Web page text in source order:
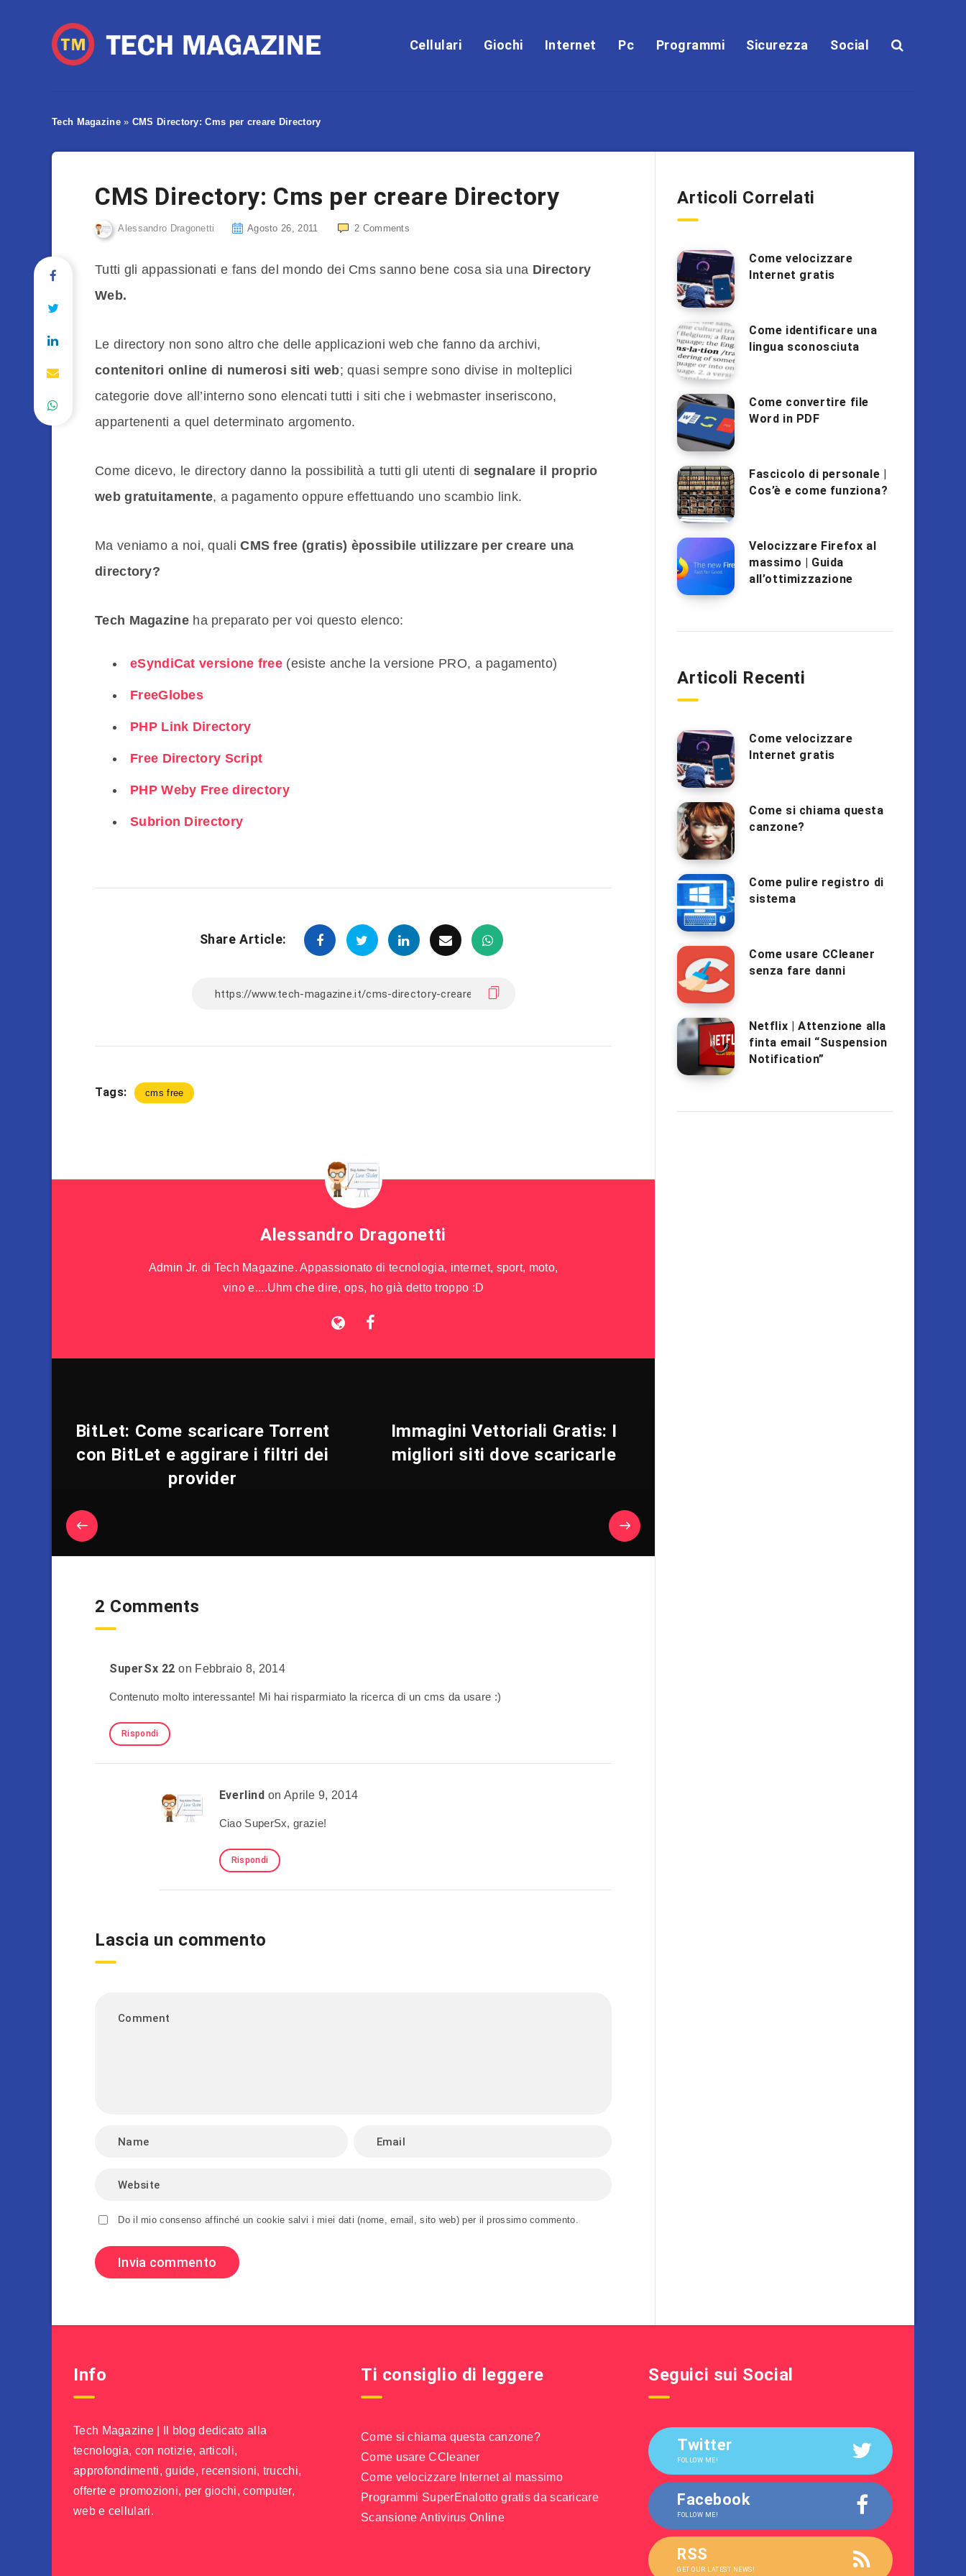
Cellulari Giochi Internet Pc Programmi Sicurezza Social
Tech Magazine» CMS Directory: Cms per creare Directory
CMS Directory: Cms per creare Directory
Alessandro Dragonetti Agosto 26, 2011 2 Comments
Tutti gli appassionati e fans del mondo dei Cms sanno bene cosa sia una Directory
Web.
Le directory non sono altro che delle applicazioni web che fanno da archivi,
contenitori online di numerosi siti web; quasi sempre sono divise in molteplici
categorie dove all’interno sono elencati tutti i siti che i webmaster inseriscono,
appartenenti a quel determinato argomento.
Come dicevo, le directory danno la possibilità a tutti gli utenti di segnalare il proprio
web gratuitamente, a pagamento oppure effettuando uno scambio link.
Ma veniamo a noi, qualiCMS free (gratis) èpossibile utilizzare per creare una
directory?
Tech Magazineha preparato per voi questo elenco:
eSyndiCat versione free(esiste anche la versione PRO, a pagamento)
FreeGlobes
PHP Link Directory
Free Directory Script
PHP Weby Free directory
Subrion Directory
Share Article:
Tags: cms free
Alessandro Dragonetti
Admin Jr. di Tech Magazine. Appassionato di tecnologia, internet, sport, moto,
vino e....Uhm che dire, ops, ho già detto troppo :D
BitLet: Come scaricare Torrent
con BitLet e aggirare i filtri dei
provider
Immagini Vettoriali Gratis: I
migliori siti dove scaricarle
2 Comments
SuperSx 22 on Febbraio 8, 2014
Contenuto molto interessante! Mi hai risparmiato la ricerca di un cms da usare :)
Rispondi
Everlind on Aprile 9, 2014
Ciao SuperSx, grazie!
Rispondi
Lascia un commento
Do il mio consenso affinché un cookie salvi i miei dati (nome, email, sito web) per il prossimo commento.
Articoli Correlati
Come velocizzare
Internet gratis
Come identificare una
lingua sconosciuta
Come convertire file
Word in PDF
Fascicolo di personale |
Cos’è e come funziona?
Velocizzare Firefox al
massimo | Guida
all’ottimizzazione
Articoli Recenti
Come velocizzare
Internet gratis
Come si chiama questa
canzone?
Come pulire registro di
sistema
Come usare CCleaner
senza fare danni
Netflix | Attenzione alla
finta email “Suspension
Notification”
Info
Tech Magazine | Il blog dedicato alla
tecnologia, con notizie, articoli,
approfondimenti, guide, recensioni, trucchi,
offerte e promozioni, per giochi, computer,
web e cellulari.
Ti consiglio di leggere
Come si chiama questa canzone?
Come usare CCleaner
Come velocizzare Internet al massimo
Programmi SuperEnalotto gratis da scaricare
Scansione Antivirus Online
Seguici sui Social
Twitter
FOLLOW ME!
Facebook
FOLLOW ME!
RSS
GET OUR LATEST NEWS!